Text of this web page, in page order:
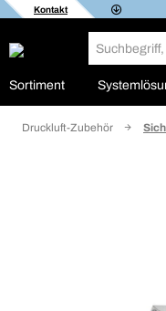
Kontakt
Sortiment
Druckluft-Zubehör